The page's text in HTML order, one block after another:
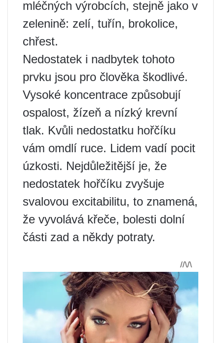
mléčných výrobcích, stejně jako v
zelenině: zelí, tuřín, brokolice,
chřest.
Nedostatek i nadbytek tohoto
prvku jsou pro člověka škodlivé.
Vysoké koncentrace způsobují
ospalost, žízeň a nízký krevní
tlak. Kvůli nedostatku hořčíku
vám omdlí ruce. Lidem vadí pocit
úzkosti. Nejdůležitější je, že
nedostatek hořčíku zvyšuje
svalovou excitabilitu, to znamená,
že vyvolává křeče, bolesti dolní
části zad a někdy potraty.